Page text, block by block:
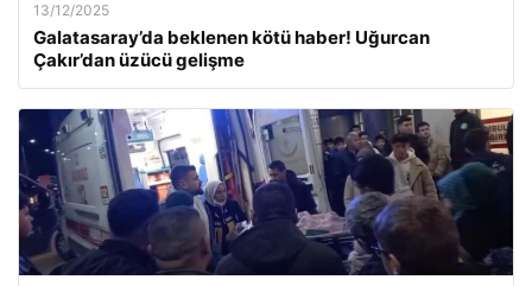
13/12/2025
Galatasaray’da beklenen kötü haber! Uğurcan
Çakır’dan üzücü gelişme